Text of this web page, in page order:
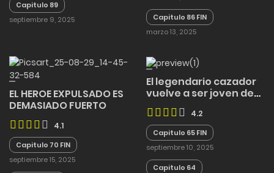
Capitulo 89
septiembre 9, 2025
Capitulo 86 FIN
marzo 13, 2025
EL HEROE EXPULSADO ES
DEMASIADO FUERTO
4.1
Capitulo 70 FIN
septiembre 15, 2025
El legendario cazador
vuelve a ser joven de
nuevo
4.2
Capitulo 65 FIN
septiembre 10, 2025
Capitulo 64